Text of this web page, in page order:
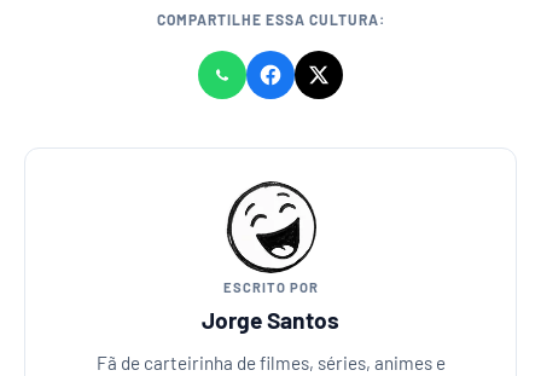
COMPARTILHE ESSA CULTURA:
ESCRITO POR
Jorge Santos
Fã de carteirinha de filmes, séries, animes e